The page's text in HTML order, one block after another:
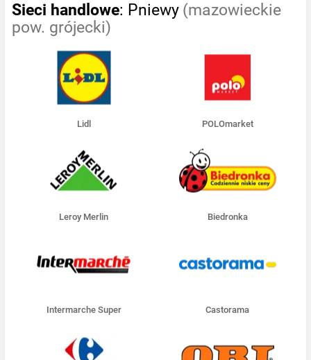
Sieci handlowe: Pniewy (mazowieckie
pow. grójecki)
Lidl POLOmarket
Leroy Merlin Biedronka
Intermarche Super Castorama